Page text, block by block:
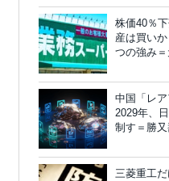
株価40％
産は買い
つの強み
中国「レア
2029年、
制す＝勝又
三菱重工